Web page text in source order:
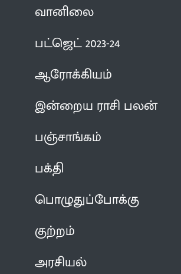
வானிலை
பட்ஜெட் 2023-24
ஆரோக்கியம்
இன்றைய ராசி பலன்
பஞ்சாங்கம்
பக்தி
பொழுதுப்போக்கு
குற்றம்
அரசியல்